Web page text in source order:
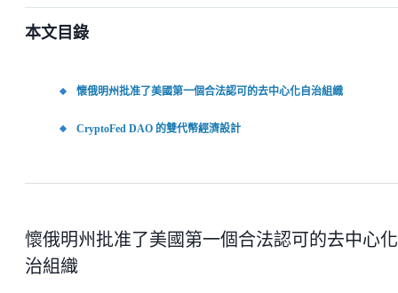
本文目錄
懷俄明州批准了美國第一個合法認可的去中心化自治組織
CryptoFed DAO 的雙代幣經濟設計
懷俄明州批准了美國第一個合法認可的去中心
治組織